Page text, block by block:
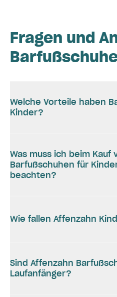
Fragen und
Welche Vorteile haben
Kinder?
Was muss ich beim Kauf
Barfußschuhen für
beachten?
Wie fallen Affenzahn
Sind Affenzahn
Laufanfänger?